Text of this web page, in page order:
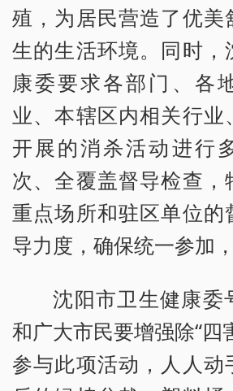
殖，为居民营造了优美
生的生活环境。同时，
康委要求各部门、各
业、本辖区内相关行业
开展的消杀活动进行
次、全覆盖督导检查，
重点场所和驻区单位的
导力度，确保统一参加
沈阳市卫生健康委
和广大市民要增强除“四
参与此项活动，人人动